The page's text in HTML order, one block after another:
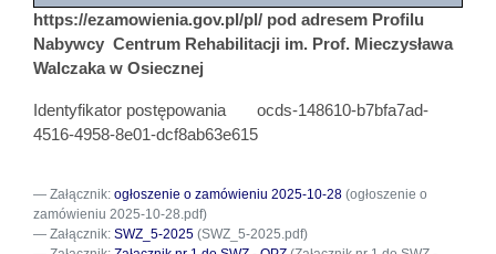
https://ezamowienia.gov.pl/pl/ pod adresem Profilu
Nabywcy Centrum Rehabilitacji im. Prof. Mieczysława
Walczaka w Osiecznej
Identyfikator postępowania
ocds-148610-b7bfa7ad-
4516-4958-8e01-dcf8ab63e615
Załącznik: ogłoszenie o zamówieniu 2025-10-28 (ogłoszenie o
zamówieniu 2025-10-28.pdf)
Załącznik: SWZ_5-2025 (SWZ_5-2025.pdf)